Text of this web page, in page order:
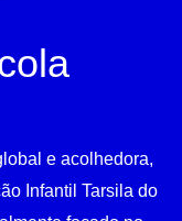
e acolhedora,
Infantil Tarsila do